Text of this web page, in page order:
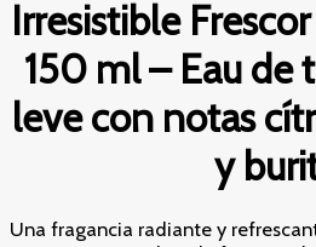
Leve
con
Óleo
100%
Natural
de
Irresistible
150 ml – Eau de
leve con notas
y
Una fragancia radiante y